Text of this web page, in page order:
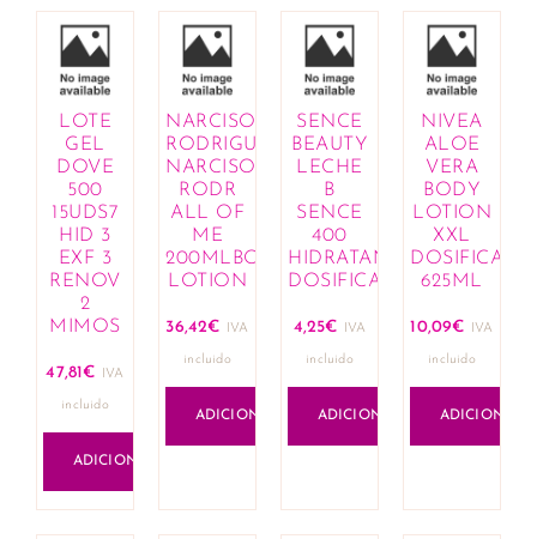
LOTE
GEL
DOVE
500
15UDS7
HID 3
EXF 3
RENOV
2
MIMOS
47,81€ IVA
incluido
ADICIONAR
NARCISO
RODRIGUEZ
NARCISO
RODR
ALL OF
ME
200MLBODY
LOTION
36,42€ IVA
incluido
ADICIONAR
SENCE
BEAUTY
LECHE
B
SENCE
400
HIDRATANTE
DOSIFICADOR
4,25€ IVA
incluido
ADICIONAR
NIVEA
ALOE
VERA
BODY
LOTION
XXL
625ML
10,09€ IVA
incluido
ADICIONAR